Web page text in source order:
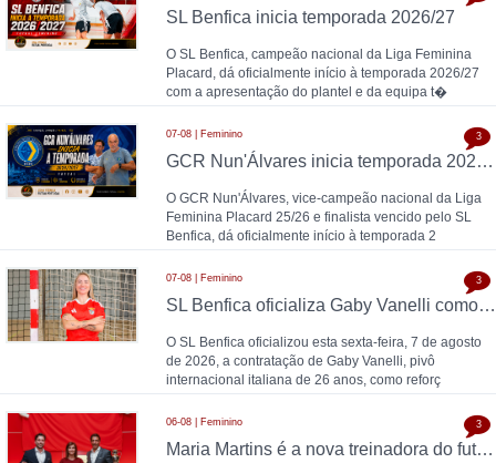
SL Benfica inicia temporada 2026/27
O SL Benfica, campeão nacional da Liga Feminina
Placard, dá oficialmente início à temporada 2026/27
com a apresentação do plantel e da equipa t�
07-08 | Feminino
GCR Nun'Álvares inicia temporada 2026/27
O GCR Nun'Álvares, vice-campeão nacional da Liga
Feminina Placard 25/26 e finalista vencido pelo SL
Benfica, dá oficialmente início à temporada 2
3
07-08 | Feminino
SL Benfica oficializa Gaby Vanelli como reforço para 2026/27: pivô internacional italiana chega da AS Roma, conforme a Zona Técnica Futsal já havia avançado
O SL Benfica oficializou esta sexta-feira, 7 de agosto
de 2026, a contratação de Gaby Vanelli, pivô
internacional italiana de 26 anos, como reforç
3
06-08 | Feminino
Maria Martins é a nova treinadora do futsal feminino do SL Benfica: contrato válido até 2028 com as campeãs nacionais
3